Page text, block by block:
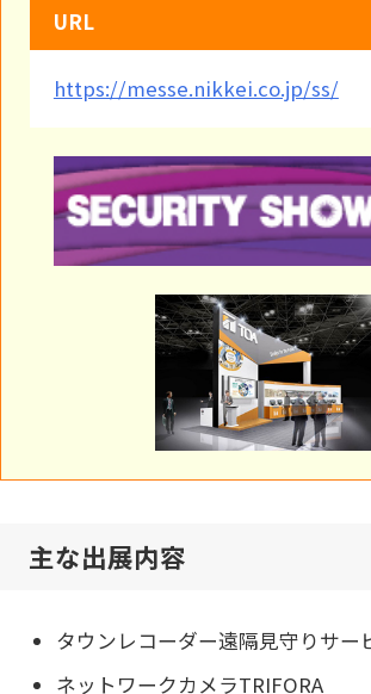
URL
https://messe.nikkei.co.jp/ss/
主な出展内容
タウンレコーダー遠隔見守りサー
ネットワークカメラTRIFORA